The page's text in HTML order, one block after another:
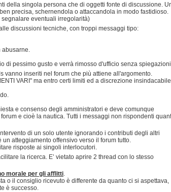
della singola persona che di oggetti fonte di discussione.
precisa, schernendola o attaccandola in modo fastidioso.
eventuali irregolarità)
discussioni tecniche, con troppi messaggi tipo:
di pessimo gusto e verrà rimosso d'ufficio senza spiegazioni.
vanno inseriti nel forum che più attiene all'argomento.
VARI" ma entro certi limiti ed a discrezione insindacabile
e consenso degli amministratori e deve comunque
e cioè la nautica. Tutti i messaggi non rispondenti
di un solo utente ignorando i contributi degli altri
atteggiamento offensivo verso il forum tutto.
risposte ai singoli interlocutori.
la ricerca. E’ vietato aprire 2 thread con lo stesso
morale per gli afflitti
o il consiglio ricevuto è differente da quanto ci si aspettava,
è successo.